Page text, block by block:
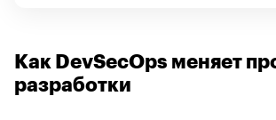
Как DevSecOps меняет
разработки